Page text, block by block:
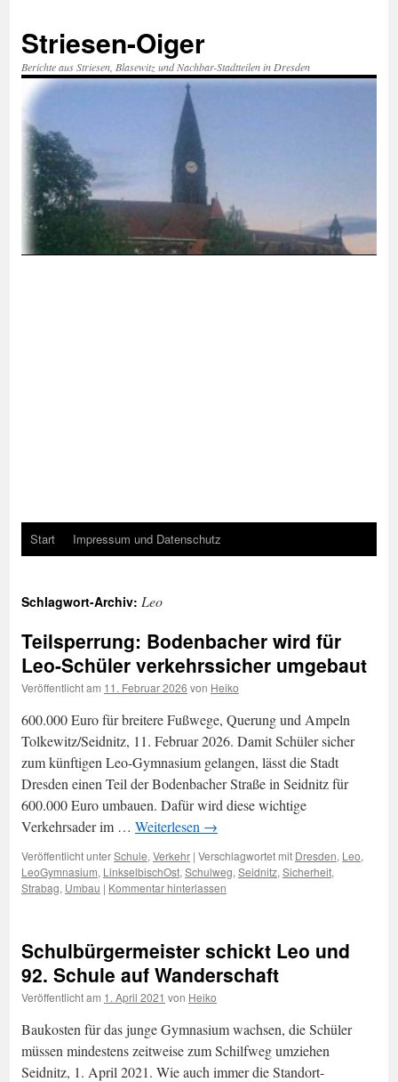
springen
Striesen-Oiger
Berichte aus Striesen, Blasewitz und Nachbar-Stadtteilen in Dresden
Start Impressum und Datenschutz
Schlagwort-Archiv: Leo
Teilsperrung: Bodenbacher wird für
Leo-Schüler verkehrssicher umgebaut
Veröffentlicht am 11. Februar 2026 von Heiko
600.000 Euro für breitere Fußwege, Querung und Ampeln
Tolkewitz/Seidnitz, 11. Februar 2026. Damit Schüler sicher
zum künftigen Leo-Gymnasium gelangen, lässt die Stadt
Dresden einen Teil der Bodenbacher Straße in Seidnitz für
600.000 Euro umbauen. Dafür wird diese wichtige
Verkehrsader im … Weiterlesen →
Veröffentlicht unterSchule, Verkehr | Verschlagwortet mit Dresden, Leo,
LeoGymnasium, LinkselbischOst, Schulweg, Seidnitz, Sicherheit,
Strabag, Umbau | Kommentar hinterlassen
Schulbürgermeister schickt Leo und
92. Schule auf Wanderschaft
Veröffentlicht am 1. April 2021 von Heiko
Baukosten für das junge Gymnasium wachsen, die Schüler
müssen mindestens zeitweise zum Schilfweg umziehen
Seidnitz, 1. April 2021. Wie auch immer die Standort-